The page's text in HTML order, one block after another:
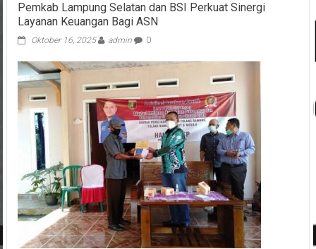
Pemkab Lampung Selatan dan BSI Perkuat Sinergi
Layanan Keuangan Bagi ASN
Oktober 16, 2025 admin 0